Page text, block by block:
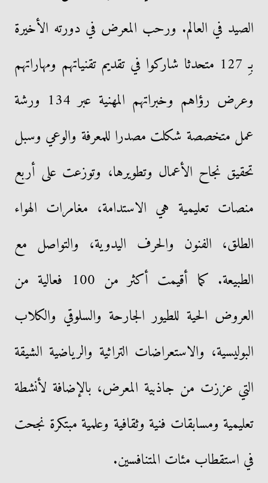
الصيد في العالم. ورحب المعرض في دورته الأخيرة
بـِ 127 متحدثا شاركوا في تقديم تقنياتهم ومهاراتهم
وعرض رؤاهم وخبراتهم المهنية عبر 134 ورشة
عمل متخصصة شكلت مصدرا للمعرفة والوعي وسبل
تحقيق نجاح الأعمال وتطويرها، وتوزعت على أربع
منصات تعليمية هي الاستدامة، مغامرات الهواء
الطلق، الفنون والحرف اليدوية، والتواصل مع
الطبيعة. كما أقيمت أكثر من 100 فعالية من
العروض الحية للطيور الجارحة والسلوقي والكلاب
البوليسية، والاستعراضات التراثية والرياضية الشيقة
التي عززت من جاذبية المعرض، بالإضافة لأنشطة
تعليمية ومسابقات فنية وثقافية وعلمية مبتكرة نجحت
في استقطاب مئات المتنافسين.